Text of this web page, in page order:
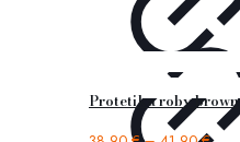
Protetika roby brown